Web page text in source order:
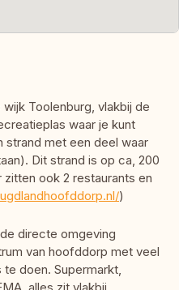
Toolenburg, vlakbij de
waar je kunt
strand met een deel waar
Dit strand is op ca, 200
ook 2 restaurants en
)
directe omgeving
van hoofddorp met veel
doen. Supermarkt,